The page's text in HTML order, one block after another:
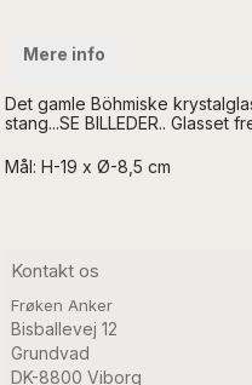
Mere info
Det gamle Böhmiske
stang...SE BILLEDER.. Glasset
Mål: H-19 x Ø-8,5 cm
Kontakt os
Frøken Anker
Bisballevej 12
Grundvad
DK-8800 Viborg